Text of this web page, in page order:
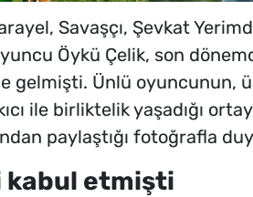
Savaşçı, Şevkat
Öykü Çelik, son
gelmişti. Ünlü oyuncunun,
ile birliktelik yaşadığı
paylaştığı fotoğrafla
etmişti